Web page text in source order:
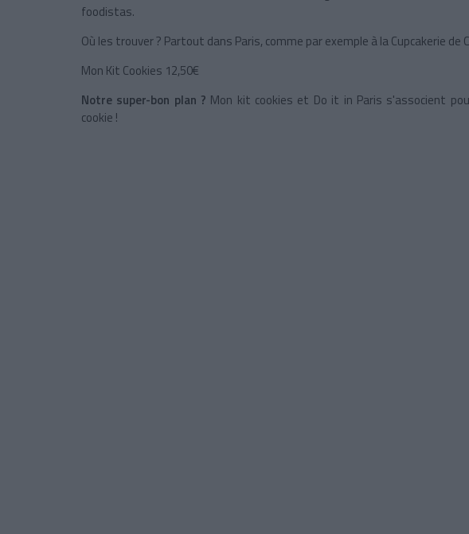
foodistas.
Où les trouver ? Partout dans Paris, comme par exemple à la Cupcakerie de
Mon Kit Cookies 12,50€
Notre super-bon plan ? Mon kit cookies et Do it in Paris s'associent
cookie !